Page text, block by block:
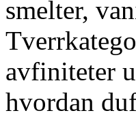
smelter,
avfiniteter
hvordan